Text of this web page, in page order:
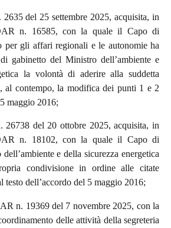
del 25 settembre 2025, acquisita, in
n. 16585, con la quale il Capo di
per gli affari regionali e le autonomie ha
gabinetto del Ministro dell’ambiente e
la volontà di aderire alla suddetta
al contempo, la modifica dei punti 1 e 2
maggio 2016;
26738 del 20 ottobre 2025, acquisita, in
n. 18102, con la quale il Capo di
e della sicurezza energetica
condivisione in ordine alle citate
testo dell’accordo del 5 maggio 2016;
n. 19369 del 7 novembre 2025, con la
delle attività della segreteria